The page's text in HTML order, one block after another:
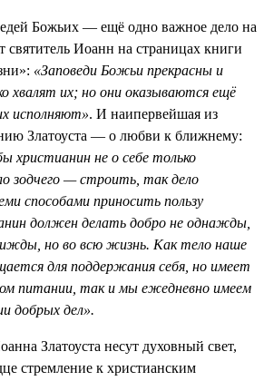
Божьих — ещё одно важное дело на
святитель Иоанн на страницах книги
«Заповеди Божьи прекрасны и
хвалят их; но они оказываются ещё
исполняют». И наипервейшая из
Златоуста — о любви к ближнему:
христианин не о себе только
зодчего — строить, так дело
способами приносить пользу
должен делать добро не однажды,
но во всю жизнь. Как тело наше
для поддержания себя, но имеет
питании, так и мы ежедневно имеем
добрых дел».
Златоуста несут духовный свет,
стремление к христианским